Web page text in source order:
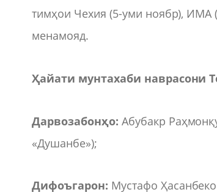
тимҳои Чехия (5-уми ноябр), ИМА
менамояд.
Ҳайати мунтахаби наврасони
Дарвозабонҳо: Абубакр
«Душанбе»);
Дифоъгарон: Мустафо